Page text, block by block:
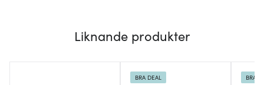
Liknande produkter
BRA DEAL BRA